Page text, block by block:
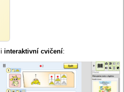
iinteraktivní cvičení: